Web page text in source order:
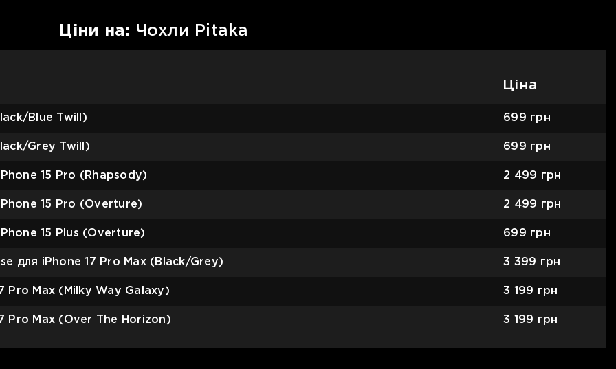
Цiни на: Чохли Pitaka
Ціна
Blue Twill) 699 грн
Grey Twill) 699 грн
15 Pro (Rhapsody) 2 499 грн
15 Pro (Overture) 2 499 грн
15 Plus (Overture) 699 грн
для iPhone 17 Pro Max (Black/Grey) 3 399 грн
Pro Max (Milky Way Galaxy) 3 199 грн
Pro Max (Over The Horizon) 3 199 грн